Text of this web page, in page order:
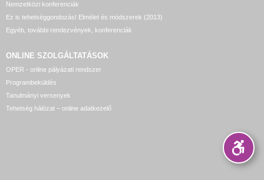
Nemzetközi konferenciák
Ez is tehetséggondozás! Elmélet és módszerek (2013)
Egyéb, további rendezvények, konferenciák
ONLINE SZOLGÁLTATÁSOK
OPER - online pályázati rendszer
Programbeküldés
Tanulmányi versenyek
Tehetség hálózat – online adatkezelő